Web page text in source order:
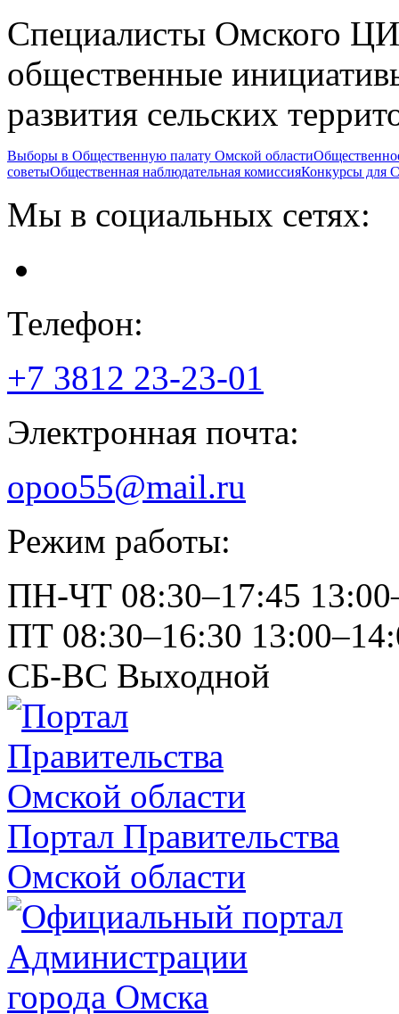
Специалисты Омского
общественные
развития сельских
Выборы в Общественную палату Омской области
советыОбщественная наблюдательная комиссияКонкурсы
Мы в социальных сетях:
Телефон:
+7 3812 23-23-01
Электронная почта:
opoo55@mail.ru
Режим работы:
ПН-ЧТ 08:30–17:45
ПТ 08:30–16:30
СБ-ВС Выходной
Портал Правительства
Омской области